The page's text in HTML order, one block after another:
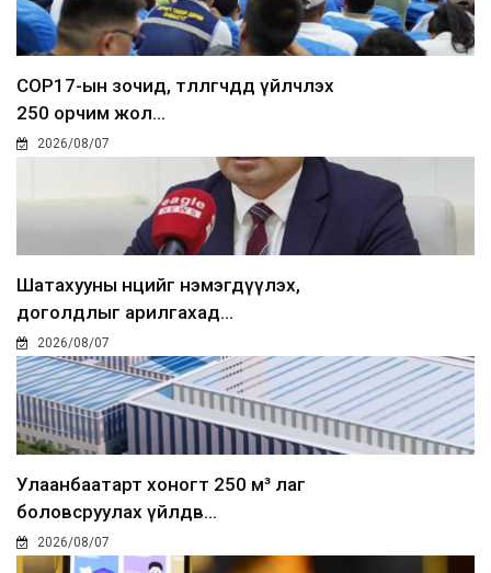
COP17-ын зочид, төлөөлөгчдөд үйлчлэх
250 орчим жол...
2026/08/07
Шатахууны нөөцийг нэмэгдүүлэх,
доголдлыг арилгахад...
2026/08/07
Улаанбаатарт хоногт 250 м³ лаг
боловсруулах үйлдв...
2026/08/07